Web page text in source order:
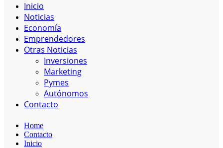
Inicio
Noticias
Economía
Emprendedores
Otras Noticias
Inversiones
Marketing
Pymes
Autónomos
Contacto
Home
Contacto
Inicio